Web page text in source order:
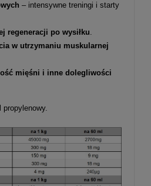
– intensywne treningi i starty
regeneracji po wysiłku.
w utrzymaniu muskularnej
mięśni i inne dolegliwości